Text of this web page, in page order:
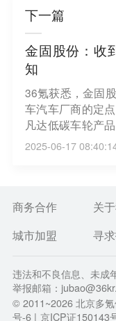
下一篇
金固股份：收
知
36氪获悉，金固
车汽车厂商的定
凡达低碳车轮产
车型后的又一定
车型。公司连续
户和市场对公司
润水平产生影响。
2025-06-17
商务合作 关
城市加盟
寻
违法和不良信息、未成
举报邮箱：
© 2011~2026北京多氪
号-6 | 京ICP证150143